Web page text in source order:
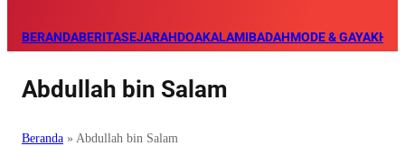
BERANDABERITASEJARAHDOAKALAMIBADAHMODE & GAYA
Abdullah bin Salam
Beranda » Abdullah bin Salam